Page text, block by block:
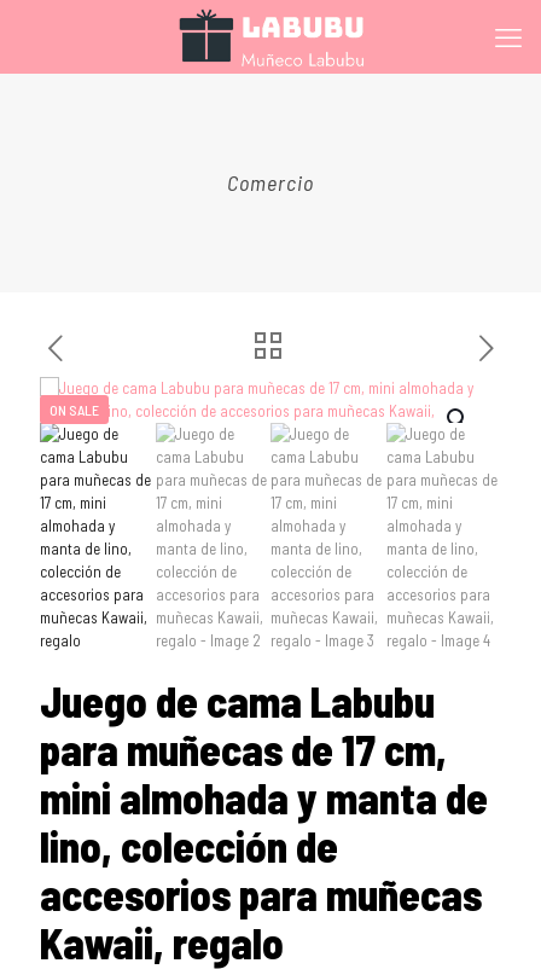
Comercio
ON SALE
Juego de cama Labubu
para muñecas de 17 cm,
mini almohada y manta de
lino, colección de
accesorios para muñecas
Kawaii, regalo